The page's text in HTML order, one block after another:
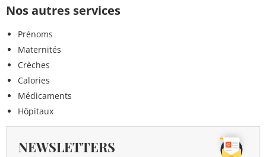
Nos autres services
Prénoms
Maternités
Crèches
Calories
Médicaments
Hôpitaux
NEWSLETTERS